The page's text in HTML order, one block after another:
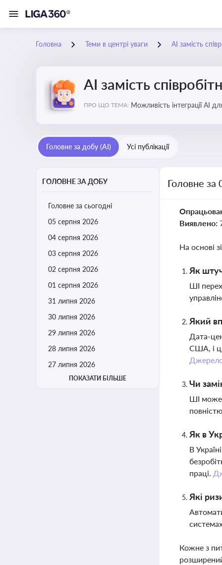
Головна Теми в центрі уваги АІ замість
АІ замість
ПРО ЩО ТЕМА: Можливість інтеграції АІ
Головне за добу (AI) Усі публікації
ГОЛОВНЕ ЗА ДОБУ
Головне за сьогодні
05 серпня 2026
04 серпня 2026
03 серпня 2026
02 серпня 2026
01 серпня 2026
31 липня 2026
30 липня 2026
29 липня 2026
28 липня 2026
27 липня 2026
ПОКАЗАТИ БІЛЬШЕ
Головне за
Виявлено:
На основі
Як
ШІ
Який
Дата-
США, і
Чи
ШІ може
Як в
В
праці.
Які
Кожне з